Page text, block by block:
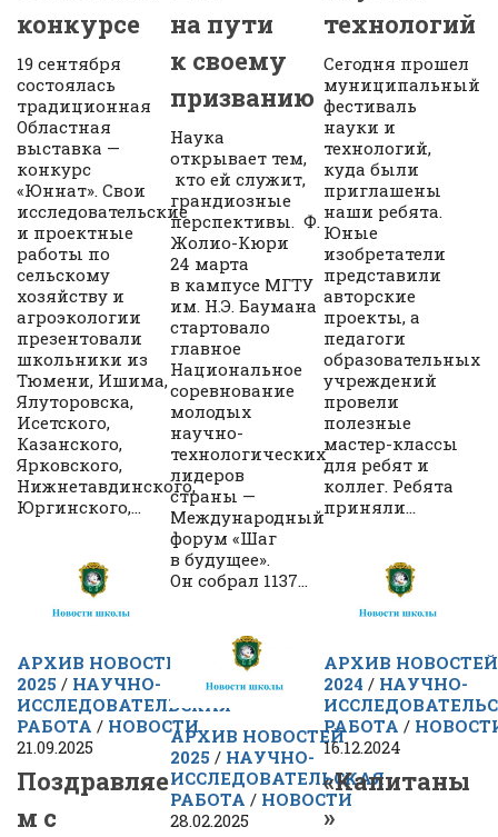
конкурсе
19 сентября
состоялась
традиционная
Областная
выставка —
конкурс
«Юннат». Свои
исследовательские
и проектные
работы по
сельскому
хозяйству и
агроэкологии
презентовали
школьники из
Тюмени, Ишима,
Ялуторовска,
Исетского,
Казанского,
Ярковского,
Нижнетавдинского,
Юргинского,...
АРХИВ НОВОСТЕЙ
2025 / НАУЧНО-
ИССЛЕДОВАТЕЛЬСКАЯ
РАБОТА / НОВОСТИ
21.09.2025
Поздравляе
м с
на пути
к своему
призванию
Наука
открывает тем,
кто ей служит,
грандиозные
перспективы. Ф.
Жолио-Кюри
24 марта
в кампусе МГТУ
им. Н.Э. Баумана
стартовало
главное
Национальное
соревнование
молодых
научно-
технологических
лидеров
страны —
Международный
форум «Шаг
в будущее».
Он собрал 1137...
АРХИВ НОВОСТЕЙ
2025 / НАУЧНО-
ИССЛЕДОВАТЕЛЬСКАЯ
РАБОТА / НОВОСТИ
28.02.2025
технологий
Сегодня прошел
муниципальный
фестиваль
науки и
технологий,
куда были
приглашены
наши ребята.
Юные
изобретатели
представили
авторские
проекты, а
педагоги
образовательных
учреждений
провели
полезные
мастер-классы
для ребят и
коллег. Ребята
приняли...
АРХИВ НОВОСТЕЙ
2024 / НАУЧНО-
РАБОТА /
16.12.2024
«Капитаны
»